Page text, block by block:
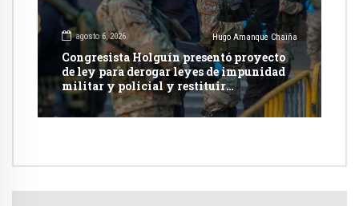
agosto 6, 2026 Hugo Amanque Chaiña
Congresista Holguín presentó proyecto
de ley para derogar leyes de impunidad
militar y policial y restituir
competencia de justicia ordinaria